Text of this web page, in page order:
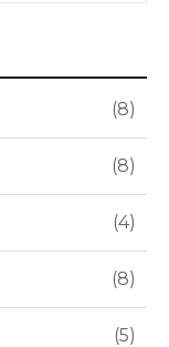
8
8
4
8
5